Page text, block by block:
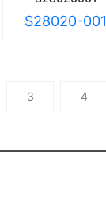
S28020-001
3 4